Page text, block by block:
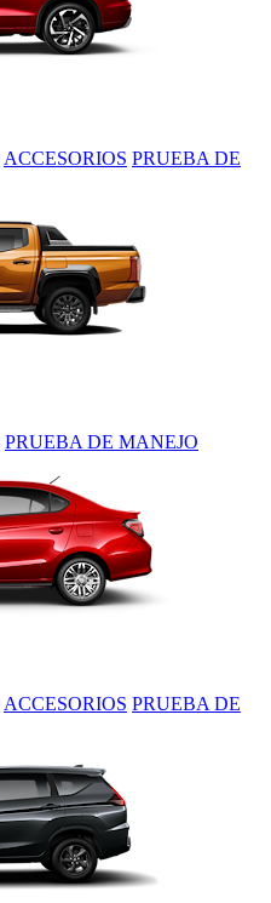
ACCESORIOS PRUEBA DE
PRUEBA DE MANEJO
ACCESORIOS PRUEBA DE